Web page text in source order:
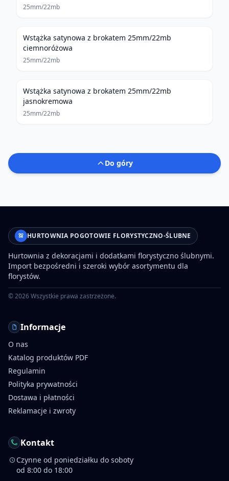
25mm/22mb
Wstążka satynowa z brokatem 25mm/22mb
ciemnoróżowa
25mm/22mb
Wstążka satynowa z brokatem 25mm/22mb
jasnokremowa
25mm/22mb
Do góry
HURTOWNIA POGOTOWIE FLORYSTYCZNO-ŚLUBNE
Hurtownia z dekoracjami i dodatkami florystyczno ślubnymi.
Import bezpośredni i szeroki wybór asortymentu dla
florystów.
©2026Wszystkie prawa zastrzeżone.
Informacje
O nas
Katalog produktów PDF
Regulamin
Polityka prywatności
Dostawa i płatności
Reklamacje i zwroty
Kontakt
Czynne od poniedziałku do soboty
od 8:00 do 18:00